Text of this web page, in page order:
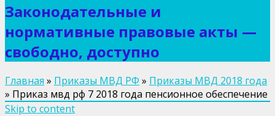
Законодательные и
нормативные правовые акты —
свободно, доступно
Главная » Приказы МВД РФ » Приказы МВД 2018 года
» Приказ мвд рф 7 2018 года пенсионное обеспечение
Skip to content